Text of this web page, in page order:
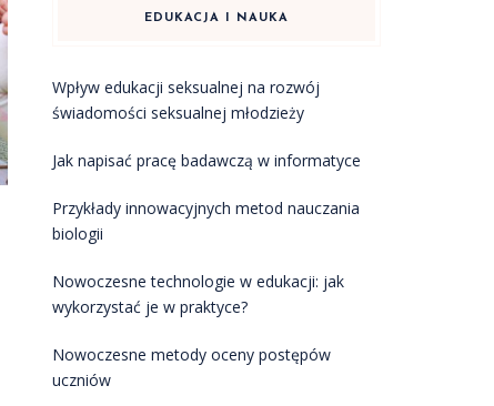
EDUKACJA I NAUKA
Wpływ edukacji seksualnej na rozwój
świadomości seksualnej młodzieży
Jak napisać pracę badawczą w informatyce
Przykłady innowacyjnych metod nauczania
biologii
Nowoczesne technologie w edukacji: jak
wykorzystać je w praktyce?
Nowoczesne metody oceny postępów
uczniów